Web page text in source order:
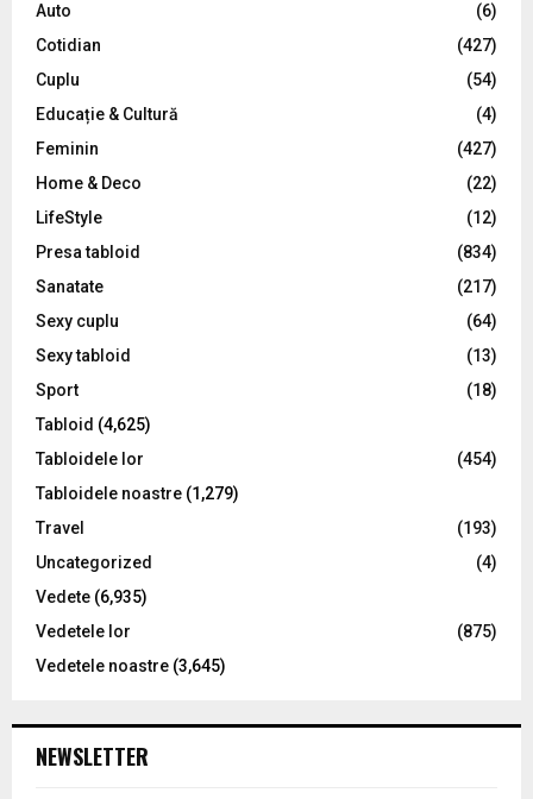
:
C
Auto
(6)
Cotidian
(427)
Cuplu
(54)
Educație & Cultură
(4)
Feminin
(427)
Home & Deco
(22)
LifeStyle
(12)
Presa tabloid
(834)
Sanatate
(217)
Sexy cuplu
(64)
Sexy tabloid
(13)
Sport
(18)
Tabloid (4,625)
Tabloidele lor
(454)
Tabloidele noastre (1,279)
Travel
(193)
Uncategorized
(4)
Vedete (6,935)
Vedetele lor
(875)
Vedetele noastre (3,645)
NEWSLETTER